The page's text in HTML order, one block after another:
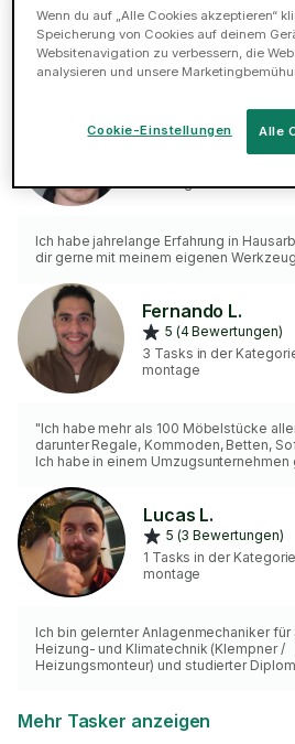
Empfohlene Tasker
Montage in Leipzig
Franco G.
montage
Ich habe jahrelange Erfahrung in
dir gerne mit meinem eigenen Werkzeug
Fernando L.
5 (4 Bewertungen)
3 Tasks in der
montage
"Ich habe mehr als 100 Möbelstücke
darunter Regale, Kommoden, Betten,
Ich habe in einem Umzugsunternehmen
sondern auch im sorgfältigen Umgang
bringe alle notwendigen Werkzeuge mit
schnell und präzise. Am Ende hinterlasse
sauber und ordentlich, damit du dich um
kümmern musst. Bereit, dir bei deinem
Lucas L.
5 (3 Bewertungen)
1 Tasks in der
montage
Ich bin gelernter Anlagenmechaniker für
Heizung- und Klimatechnik (Klempner /
Heizungsmonteur) und studierter
ziemlich alles auf Baustelle gemacht.
Expertise bringe ich natürlich mit zu dir. :)
Mehr Tasker anzeigen
Wenn du auf „Alle Cookies akzeptieren“
Speicherung von Cookies auf deinem
Websitenavigation zu verbessern, die
analysieren und unsere
Alle
Cookie-Einstellungen